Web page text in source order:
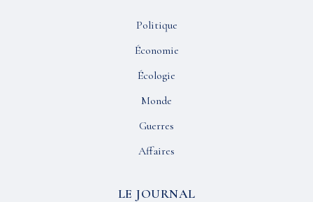
Politique
Économie
Écologie
Monde
Guerres
Affaires
LE JOURNAL